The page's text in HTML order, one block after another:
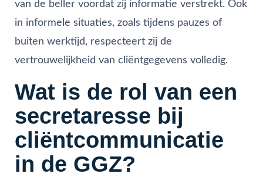
van de beller voordat zij informatie verstrekt. Ook
in informele situaties, zoals tijdens pauzes of
buiten werktijd, respecteert zij de
vertrouwelijkheid van cliëntgegevens volledig.
Wat is de rol van een
secretaresse bij
cliëntcommunicatie
in de GGZ?